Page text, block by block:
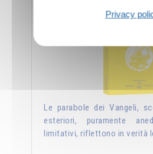
Le parabole dei Vangeli,
esteriori, puramente
limitativi, riflettono in verità
Privacy